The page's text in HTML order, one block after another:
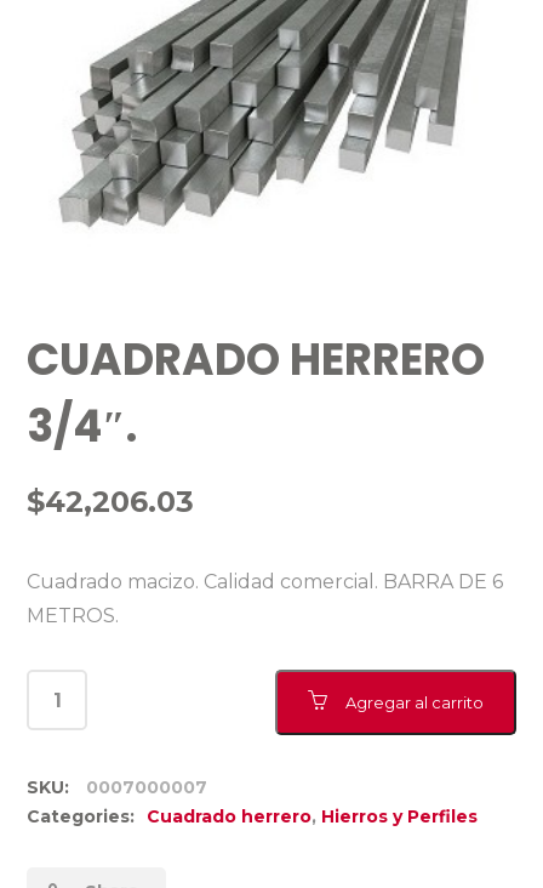
CUADRADO HERRERO
3/4″.
$42,206.03
Cuadrado macizo. Calidad comercial. BARRA DE 6
METROS.
Agregar al carrito
SKU:
0007000007
Categories:
Cuadrado herrero, Hierros y Perfiles